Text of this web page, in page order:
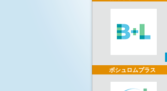
ボシュロムプラス